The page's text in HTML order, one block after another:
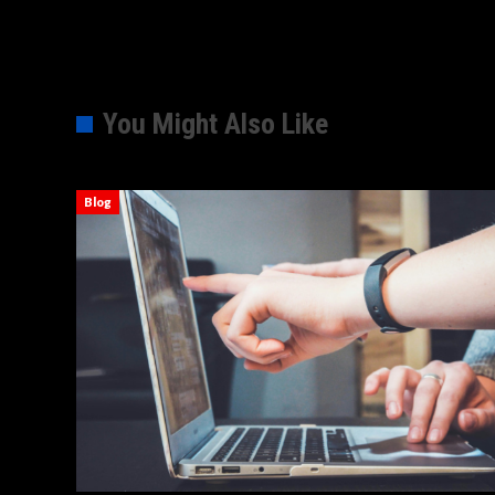
You Might Also Like
Blog